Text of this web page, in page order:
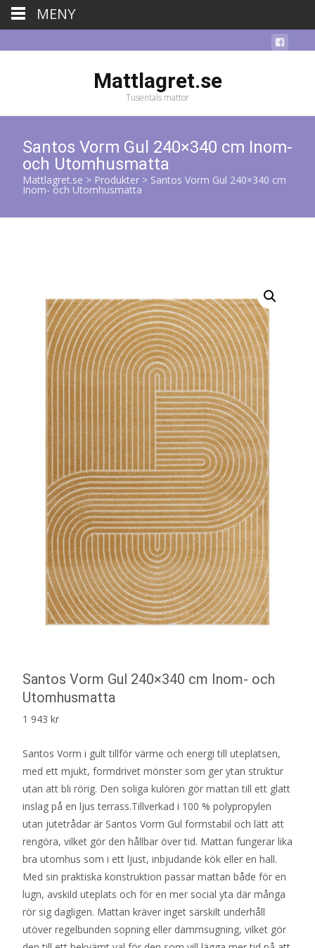
Mattlagret.se
Tusentals mattor
Santos Vorm Gul 240×340 cm Inom-
och Utomhusmatta
Mattlagret.se > Produkter > Santos Vorm Gul 240×340 cm
Inom- och Utomhusmatta
Santos Vorm Gul 240×340 cm Inom- och
Utomhusmatta
1 943 kr
Santos Vorm i gult tillför värme och energi till uteplatsen,
med ett mjukt, formdrivet mönster som ger ytan struktur
utan att bli rörig. Den soliga kulören gör mattan till ett glatt
inslag på en ljus terrass.Tillverkad i 100 % polypropylen
utan jutetrådar är Santos Vorm Gul formstabil och lätt att
rengöra, vilket gör den hållbar över tid. Mattan fungerar lika
bra utomhus som i ett ljust, inbjudande kök eller en hall.
Med sin praktiska konstruktion passar mattan både för en
lugn, avskild uteplats och för en mer social yta där många
rör sig dagligen. Mattan kräver inget särskilt underhåll
utöver regelbunden sopning eller dammsugning, vilket gör
MENY